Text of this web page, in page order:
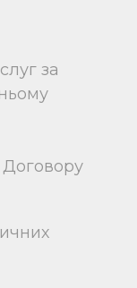
за
Договору